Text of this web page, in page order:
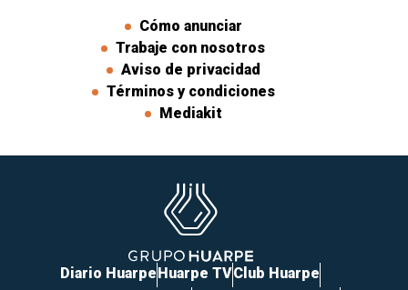
Cómo anunciar
Trabaje con nosotros
Aviso de privacidad
Términos y condiciones
Mediakit
Diario HuarpeHuarpe TVClub Huarpe